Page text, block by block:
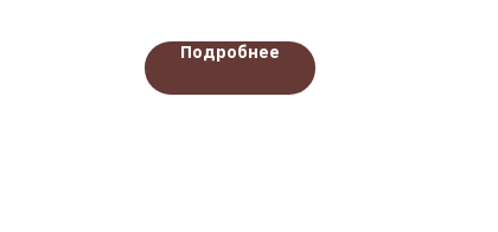
Подробнее